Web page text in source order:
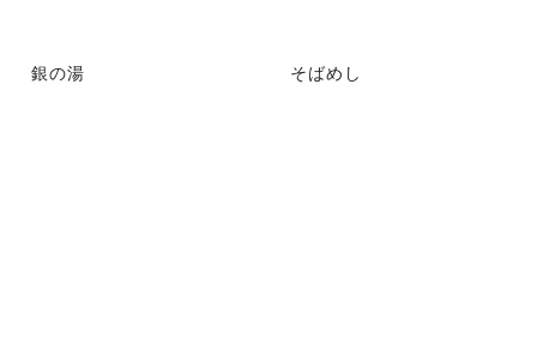
銀の湯 そばめし